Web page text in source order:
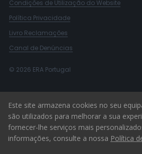
Condições de Utilização do Website
Política Privacidade
Livro Reclamações
Canal de Denúncias
© 2026 ERA Portugal
Este site armazena cookies no seu
são utilizados para melhorar a sua
fornecer-lhe serviços mais
informações, consulte a nossa Política